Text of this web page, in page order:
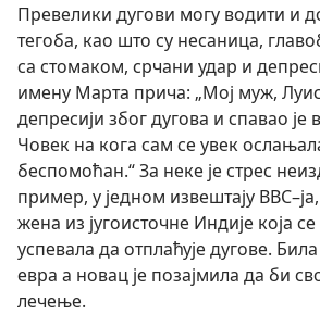
Превелики дугови могу водити и
тегоба, као што су несаница,
са стомаком, срчани удар и
имену Марта прича: „Мој муж,
депресији због дугова и спавао је
Човек на кога сам се увек
беспомоћан.“ За неке је стрес
пример, у једном извештају
жена из југоисточне Индије која се
успевала да отплаћује дугове.
евра а новац је позајмила да би
лечење.